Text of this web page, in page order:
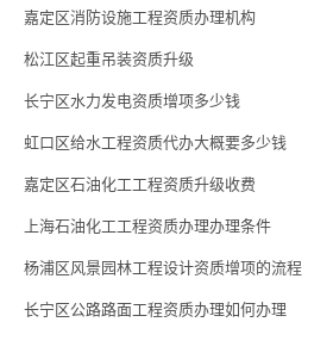
嘉定区消防设施工程资质办理机构
松江区起重吊装资质升级
长宁区水力发电资质增项多少钱
虹口区给水工程资质代办大概要多少钱
嘉定区石油化工工程资质升级收费
上海石油化工工程资质办理办理条件
杨浦区风景园林工程设计资质增项的流程
长宁区公路路面工程资质办理如何办理